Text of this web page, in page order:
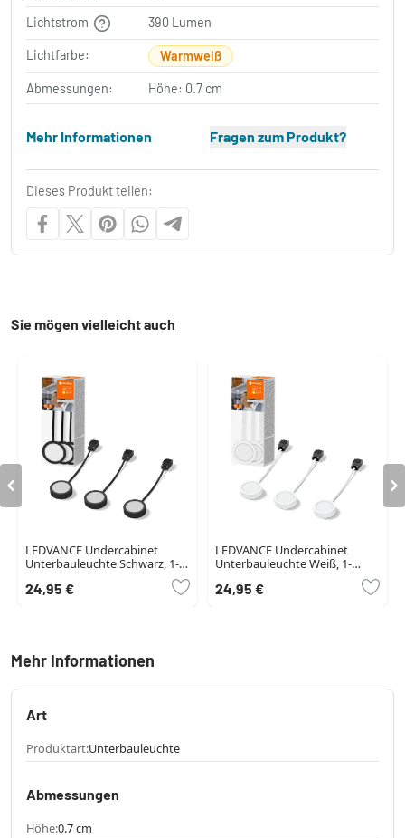
Lichtstrom 390 Lumen
Lichtfarbe: Warmweiß
Abmessungen: Höhe: 0.7 cm
Mehr Informationen Fragen zum Produkt?
Dieses Produkt teilen:
Sie mögen vielleicht auch
LEDVANCE Undercabinet
Unterbauleuchte Schwarz, 1-
24,95 €
LEDVANCE Undercabinet
Unterbauleuchte Weiß, 1-
24,95 €
Mehr Informationen
Art
Produktart:Unterbauleuchte
Abmessungen
Höhe:0.7 cm